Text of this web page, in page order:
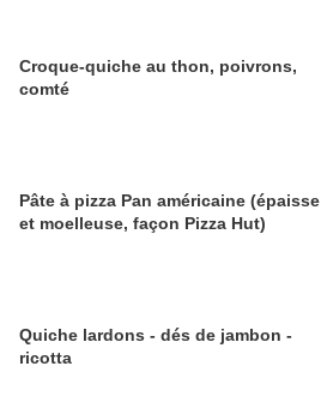
Croque-quiche au thon, poivrons,
comté
Pâte à pizza Pan américaine (épaisse
et moelleuse, façon Pizza Hut)
Quiche lardons - dés de jambon -
ricotta